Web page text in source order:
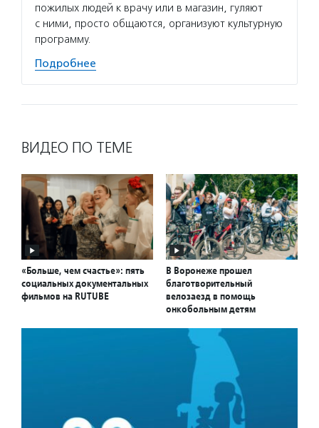
пожилых людей к врачу или в магазин, гуляют
с ними, просто общаются, организуют культурную
программу.
Подробнее
ВИДЕО ПО ТЕМЕ
«Больше, чем счастье»: пять
социальных документальных
фильмов на RUTUBE
В Воронеже прошел
благотворительный
велозаезд в помощь
онкобольным детям